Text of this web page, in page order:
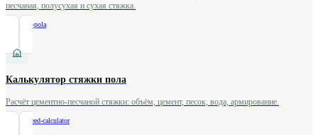
песчаная, полусухая и сухая стяжка.
styazhka-pola
Калькулятор стяжки пола
Расчёт цементно-песчаной стяжки: объём, цемент, песок, вода, армирование.
floor-screed-calculator